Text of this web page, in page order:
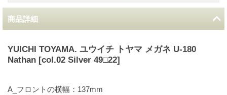
商品詳細
YUICHI TOYAMA. ユウイチ トヤマ メガネ U-180
Nathan [col.02 Silver 49□22]
A_フロントの横幅：137mm